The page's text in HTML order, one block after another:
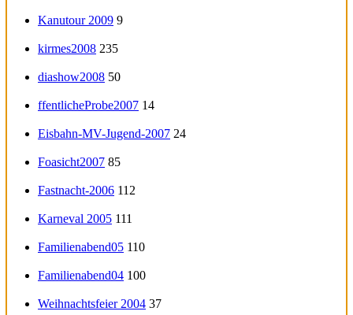
Kanutour 2009 9
kirmes2008 235
diashow2008 50
ffentlicheProbe2007 14
Eisbahn-MV-Jugend-2007 24
Foasicht2007 85
Fastnacht-2006 112
Karneval 2005 111
Familienabend05 110
Familienabend04 100
Weihnachtsfeier 2004 37